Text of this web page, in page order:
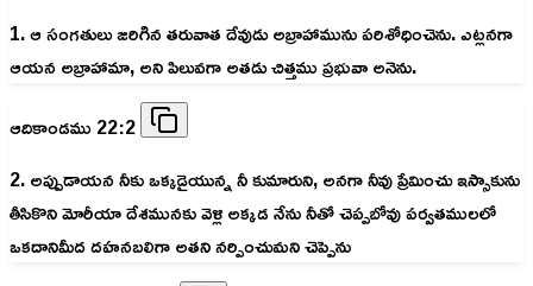
1. ఆ సంగతులు జరిగిన తరువాత దేవుడు అబ్రాహామును పరిశోధించెను. ఎట్లనగా
ఆయన అబ్రాహామా, అని పిలువగా అతడు చిత్తము ప్రభువా అనెను.
ఆదికాండము 22:2
2. అప్పుడాయన నీకు ఒక్కడైయున్న నీ కుమారుని, అనగా నీవు ప్రేమించు ఇస్సాకును
తీసికొని మోరీయా దేశమునకు వెళ్లి అక్కడ నేను నీతో చెప్పబోవు పర్వతములలో
ఒకదానిమీద దహనబలిగా అతని నర్పించుమని చెప్పెను